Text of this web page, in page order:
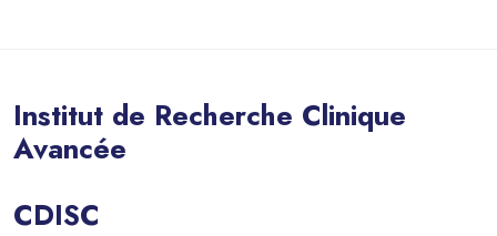
Institut de Recherche Clinique
Avancée
Blocs
CDISC